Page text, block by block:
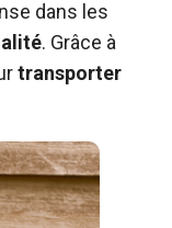
dans les
. Grâce à
transporter